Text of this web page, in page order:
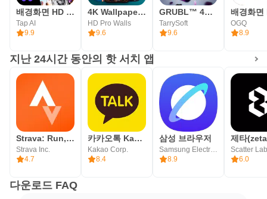
배경화면 HD - Walli 월페이퍼
Tap AI
9.9
4K Wallpapers, Auto Changer
HD Pro Walls
9.6
GRUBL™ 4D 라이브 배경 화면 + AI
TarrySoft
9.6
OGQ
8.9
지난 24시간 동안의 핫 서치 앱
Strava: Run, Bike, Walk
Strava Inc.
4.7
카카오톡 KakaoTalk
Kakao Corp.
8.4
삼성 브라우저
Samsung Electronics Co., Ltd.
8.9
Scatter
6.0
다운로드 FAQ